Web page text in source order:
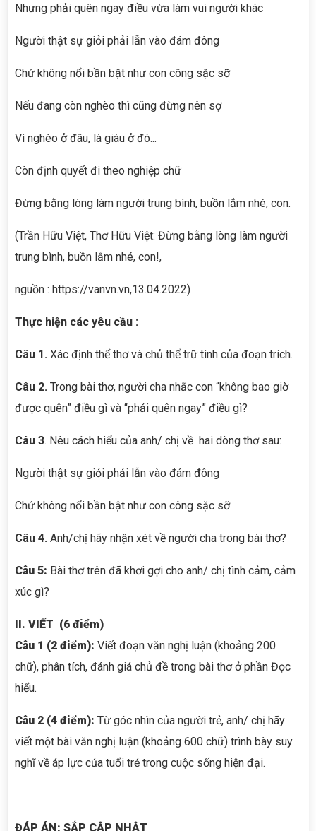
Nhưng phải quên ngay điều vừa làm vui người khác
Người thật sự giỏi phải lẫn vào đám đông
Chứ không nổi bần bật như con công sặc sỡ
Nếu đang còn nghèo thì cũng đừng nên sợ
Vì nghèo ở đâu, là giàu ở đó...
Còn định quyết đi theo nghiệp chữ
Đừng bằng lòng làm người trung bình, buồn lắm nhé, con.
(Trần Hữu Việt, Thơ Hữu Việt: Đừng bằng lòng làm người
trung bình, buồn lắm nhé, con!,
nguồn : https://vanvn.vn,13.04.2022)
Thực hiện các yêu cầu :
Câu 1. Xác định thể thơ và chủ thể trữ tình của đoạn trích.
Câu 2. Trong bài thơ, người cha nhắc con “không bao giờ
được quên” điều gì và “phải quên ngay” điều gì?
Câu 3. Nêu cách hiểu của anh/ chị về hai dòng thơ sau:
Người thật sự giỏi phải lẫn vào đám đông
Chứ không nổi bần bật như con công sặc sỡ
Câu 4. Anh/chị hãy nhận xét về người cha trong bài thơ?
Câu 5: Bài thơ trên đã khơi gợi cho anh/ chị tình cảm, cảm
xúc gì?
II. VIẾT (6 điểm)
Câu 1 (2 điểm): Viết đoạn văn nghị luận (khoảng 200
chữ), phân tích, đánh giá chủ đề trong bài thơ ở phần Đọc
hiểu.
Câu 2 (4 điểm): Từ góc nhìn của người trẻ, anh/ chị hãy
viết một bài văn nghị luận (khoảng 600 chữ) trình bày suy
nghĩ về áp lực của tuổi trẻ trong cuộc sống hiện đại.
ĐÁP ÁN: SẮP CẬP NHẬT